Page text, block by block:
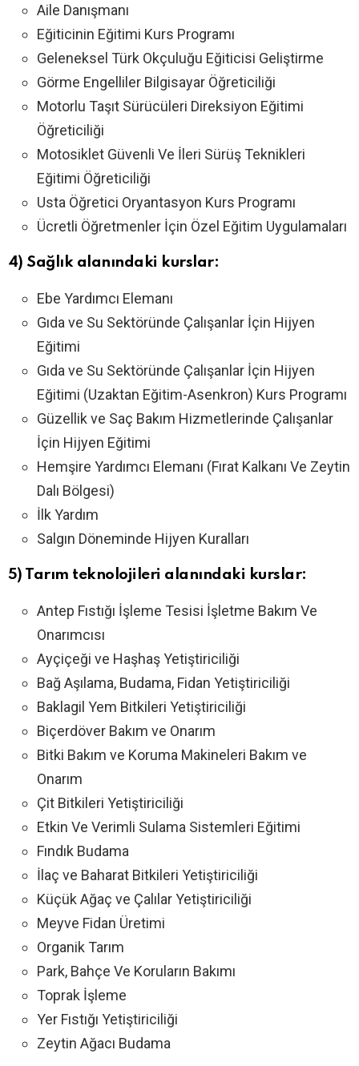
Aile Danışmanı
Eğiticinin Eğitimi Kurs Programı
Geleneksel Türk Okçuluğu Eğiticisi Geliştirme
Görme Engelliler Bilgisayar Öğreticiliği
Motorlu Taşıt Sürücüleri Direksiyon Eğitimi
Öğreticiliği
Motosiklet Güvenli Ve İleri Sürüş Teknikleri
Eğitimi Öğreticiliği
Usta Öğretici Oryantasyon Kurs Programı
Ücretli Öğretmenler İçin Özel Eğitim Uygulamaları
4) Sağlık alanındaki kurslar:
Ebe Yardımcı Elemanı
Gıda ve Su Sektöründe Çalışanlar İçin Hijyen
Eğitimi
Gıda ve Su Sektöründe Çalışanlar İçin Hijyen
Eğitimi (Uzaktan Eğitim-Asenkron) Kurs Programı
Güzellik ve Saç Bakım Hizmetlerinde Çalışanlar
İçin Hijyen Eğitimi
Hemşire Yardımcı Elemanı (Fırat Kalkanı Ve Zeytin
Dalı Bölgesi)
İlk Yardım
Salgın Döneminde Hijyen Kuralları
5) Tarım teknolojileri alanındaki kurslar:
Antep Fıstığı İşleme Tesisi İşletme Bakım Ve
Onarımcısı
Ayçiçeği ve Haşhaş Yetiştiriciliği
Bağ Aşılama, Budama, Fidan Yetiştiriciliği
Baklagil Yem Bitkileri Yetiştiriciliği
Biçerdöver Bakım ve Onarım
Bitki Bakım ve Koruma Makineleri Bakım ve
Onarım
Çit Bitkileri Yetiştiriciliği
Etkin Ve Verimli Sulama Sistemleri Eğitimi
Fındık Budama
İlaç ve Baharat Bitkileri Yetiştiriciliği
Küçük Ağaç ve Çalılar Yetiştiriciliği
Meyve Fidan Üretimi
Organik Tarım
Park, Bahçe Ve Koruların Bakımı
Toprak İşleme
Yer Fıstığı Yetiştiriciliği
Zeytin Ağacı Budama